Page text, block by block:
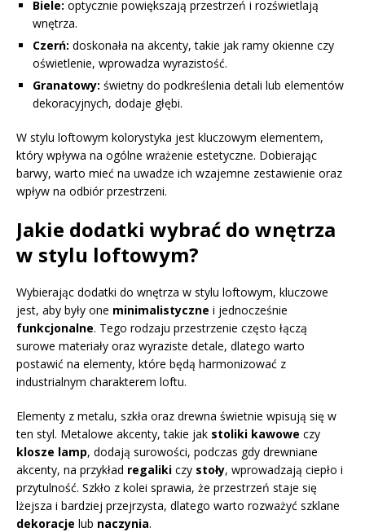
Biele: optycznie powiększają przestrzeń i rozświetlają
wnętrza.
Czerń: doskonała na akcenty, takie jak ramy okienne czy
oświetlenie, wprowadza wyrazistość.
Granatowy: świetny do podkreślenia detali lub elementów
dekoracyjnych, dodaje głębi.
W stylu loftowym kolorystyka jest kluczowym elementem,
który wpływa na ogólne wrażenie estetyczne. Dobierając
barwy, warto mieć na uwadze ich wzajemne zestawienie oraz
wpływ na odbiór przestrzeni.
Jakie dodatki wybrać do wnętrza
w stylu loftowym?
Wybierając dodatki do wnętrza w stylu loftowym, kluczowe
jest, aby były one minimalistyczne i jednocześnie
funkcjonalne. Tego rodzaju przestrzenie często łączą
surowe materiały oraz wyraziste detale, dlatego warto
postawić na elementy, które będą harmonizować z
industrialnym charakterem loftu.
Elementy z metalu, szkła oraz drewna świetnie wpisują się w
ten styl. Metalowe akcenty, takie jak stoliki kawowe czy
klosze lamp, dodają surowości, podczas gdy drewniane
akcenty, na przykład regaliki czy stoły, wprowadzają ciepło i
przytulność. Szkło z kolei sprawia, że przestrzeń staje się
lżejsza i bardziej przejrzysta, dlatego warto rozważyć szklane
dekoracje lub naczynia.